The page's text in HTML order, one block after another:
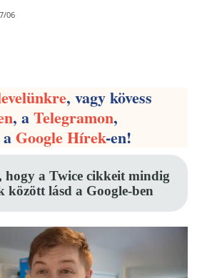
06
, vagy kövess
, aTelegramon,
Google Hírek-en!
hogy a Twice cikkeit mindig
között lásd a Google-ben